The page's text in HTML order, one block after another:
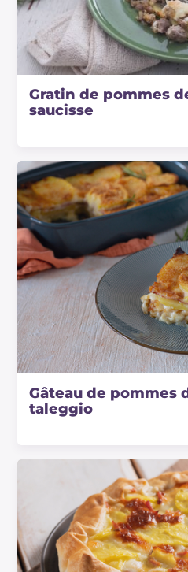
Gratin de pommes
saucisse
Gâteau de pommes
taleggio